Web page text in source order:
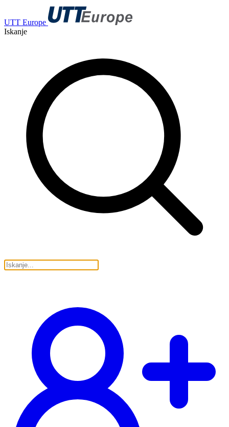
UTT Europe
Iskanje